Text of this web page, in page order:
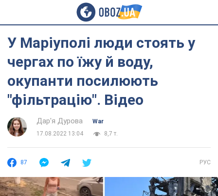
У Маріуполі люди стоять у
чергах по їжу й воду,
окупанти посилюють
"фільтрацію". Відео
Дар'я Дурова
War
17.08.2022 13:04
8,7 т.
87 РУС